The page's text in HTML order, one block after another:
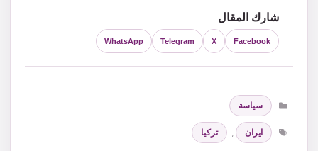
شارك المقال
Facebook
X
Telegram
WhatsApp
التصنيفات
سياسة
الوسوم
ايران , تركيا